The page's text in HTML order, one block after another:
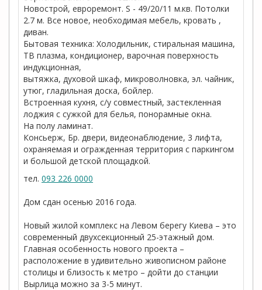
Новострой, евроремонт. S - 49/20/11 м.кв. Потолки
2.7 м. Все новое, необходимая мебель, кровать ,
диван.
Бытовая техника: Холодильник, стиральная машина,
ТВ плазма, кондиционер, варочная поверхность
индукционная,
вытяжка, духовой шкаф, микроволновка, эл. чайник,
утюг, гладильная доска, бойлер.
Встроенная кухня, с/у совместный, застекленная
лоджия с сужкой для белья, понорамные окна.
На полу ламинат.
Консьерж, Бр. двери, видеонаблюдение, 3 лифта,
охраняемая и огражденная территория с паркингом
и большой детской площадкой.
тел. 093 226 0000
Дом сдан осенью 2016 года.
Новый жилой комплекс на Левом берегу Киева – это
современный двухсекционный 25-этажный дом.
Главная особенность нового проекта –
расположение в удивительно живописном районе
столицы и близость к метро – дойти до станции
Вырлица можно за 3-5 минут.